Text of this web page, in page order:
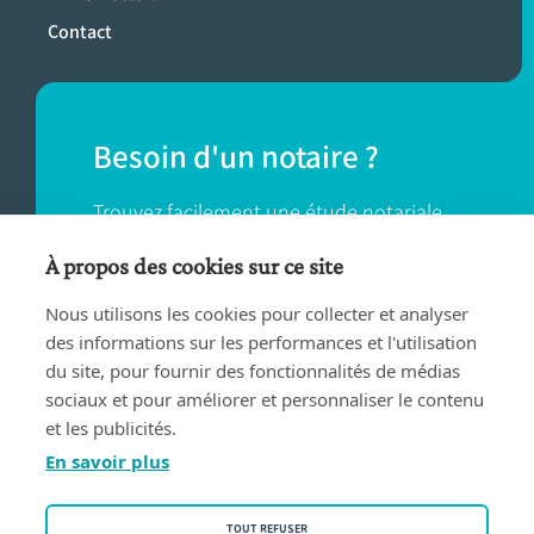
Contact
Besoin d'un notaire ?
Trouvez facilement une étude notariale
près de chez vous.
TROUVER UN NOTAIRE
Conditions d'utilisation
À propos des cookies sur ce site
Nous utilisons les cookies pour collecter et analyser
des informations sur les performances et l'utilisation
du site, pour fournir des fonctionnalités de médias
sociaux et pour améliorer et personnaliser le contenu
et les publicités.
En savoir plus
TOUT REFUSER